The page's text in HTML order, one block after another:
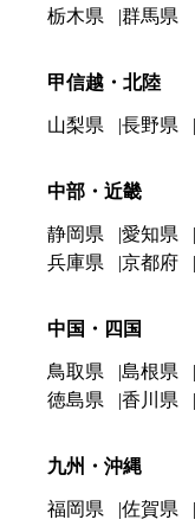
栃木県
群馬県
甲信越・北陸
山梨県 長野県
中部・近畿
静岡県 愛知県
兵庫県
京都府
中国・四国
鳥取県 島根県
徳島県
香川県
九州・沖縄
福岡県 佐賀県